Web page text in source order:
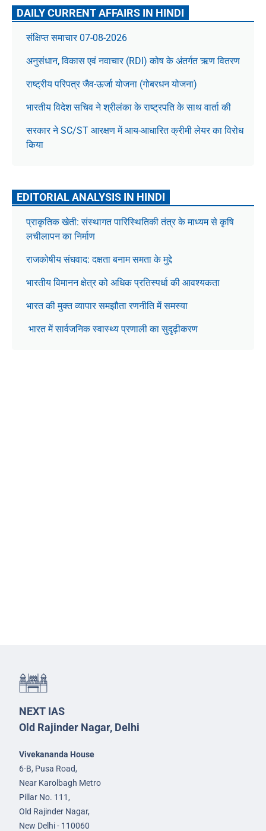
DAILY CURRENT AFFAIRS IN HINDI
संक्षिप्त समाचार 07-08-2026
अनुसंधान, विकास एवं नवाचार (RDI) कोष के अंतर्गत ऋण वितरण
राष्ट्रीय परिपत्र जैव-ऊर्जा योजना (गोबरधन योजना)
भारतीय विदेश सचिव ने श्रीलंका के राष्ट्रपति के साथ वार्ता की
सरकार ने SC/ST आरक्षण में आय-आधारित क्रीमी लेयर का विरोध
किया
EDITORIAL ANALYSIS IN HINDI
प्राकृतिक खेती: संस्थागत पारिस्थितिकी तंत्र के माध्यम से कृषि
लचीलापन का निर्माण
राजकोषीय संघवाद: दक्षता बनाम समता के मुद्दे
भारतीय विमानन क्षेत्र को अधिक प्रतिस्पर्धा की आवश्यकता
भारत की मुक्त व्यापार समझौता रणनीति में समस्या
भारत में सार्वजनिक स्वास्थ्य प्रणाली का सुदृढ़ीकरण
NEXT IAS
Old Rajinder Nagar, Delhi
Vivekananda House
6-B, Pusa Road,
Near Karolbagh Metro
Pillar No. 111,
Old Rajinder Nagar,
New Delhi - 110060